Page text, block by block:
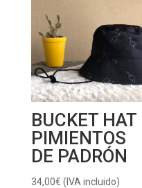
BUCKET HAT
PIMIENTOS
DE PADRÓN
34,00€ (IVA incluido)